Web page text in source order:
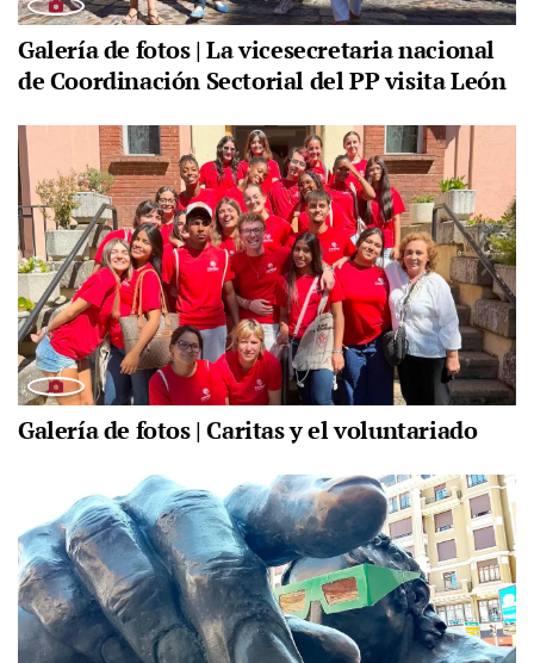
Galería de fotos | La vicesecretaria nacional
de Coordinación Sectorial del PP visita León
Galería de fotos | Caritas y el voluntariado